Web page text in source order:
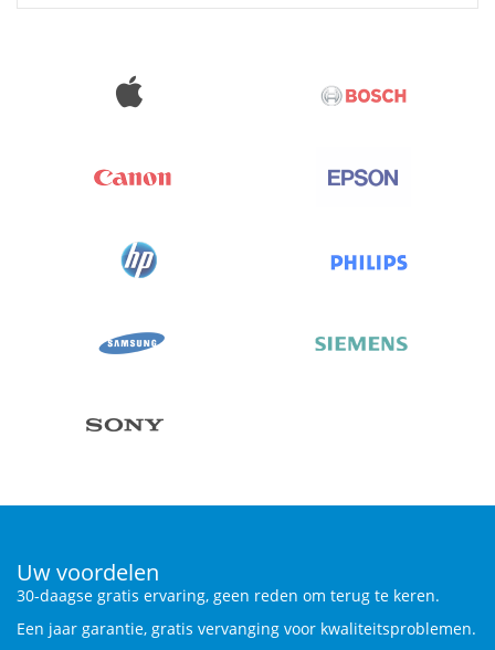
Uw voordelen
30-daagse gratis ervaring, geen reden om terug te keren.
Een jaar garantie, gratis vervanging voor kwaliteitsproblemen.